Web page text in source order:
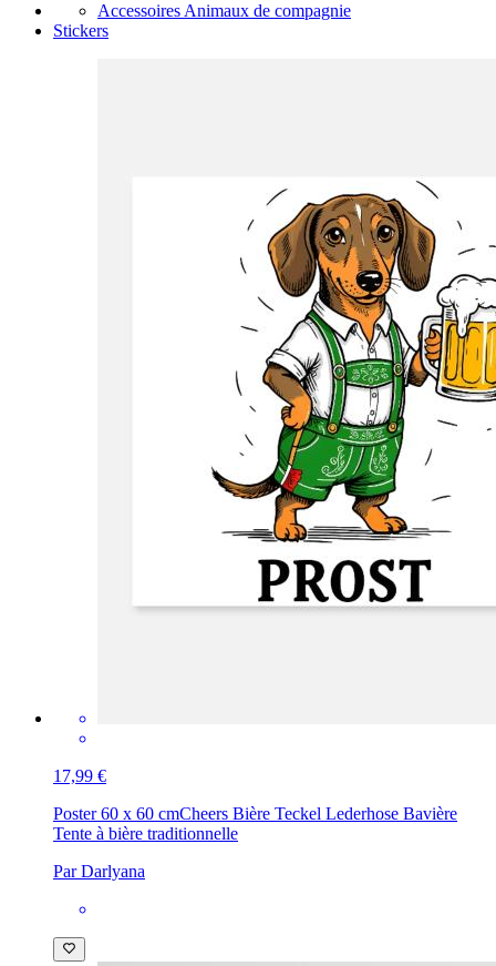
Accessoires Animaux de compagnie
Stickers
17,99 €
Poster 60 x 60 cmCheers Bière Teckel Lederhose Bavière
Tente à bière traditionnelle
Par Darlyana